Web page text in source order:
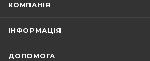
КОМПАНІЯ
ІНФОРМАЦІЯ
ДОПОМОГА